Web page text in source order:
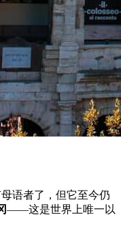
语者了，但它至今仍
——这是世界上唯一以